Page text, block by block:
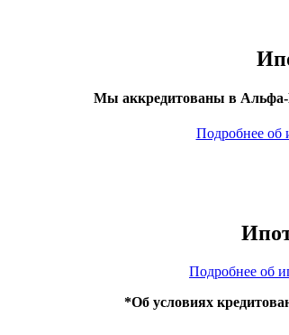
Мы аккредитованы в Альфа-
Подробнее об
Подробнее об
*Об условиях